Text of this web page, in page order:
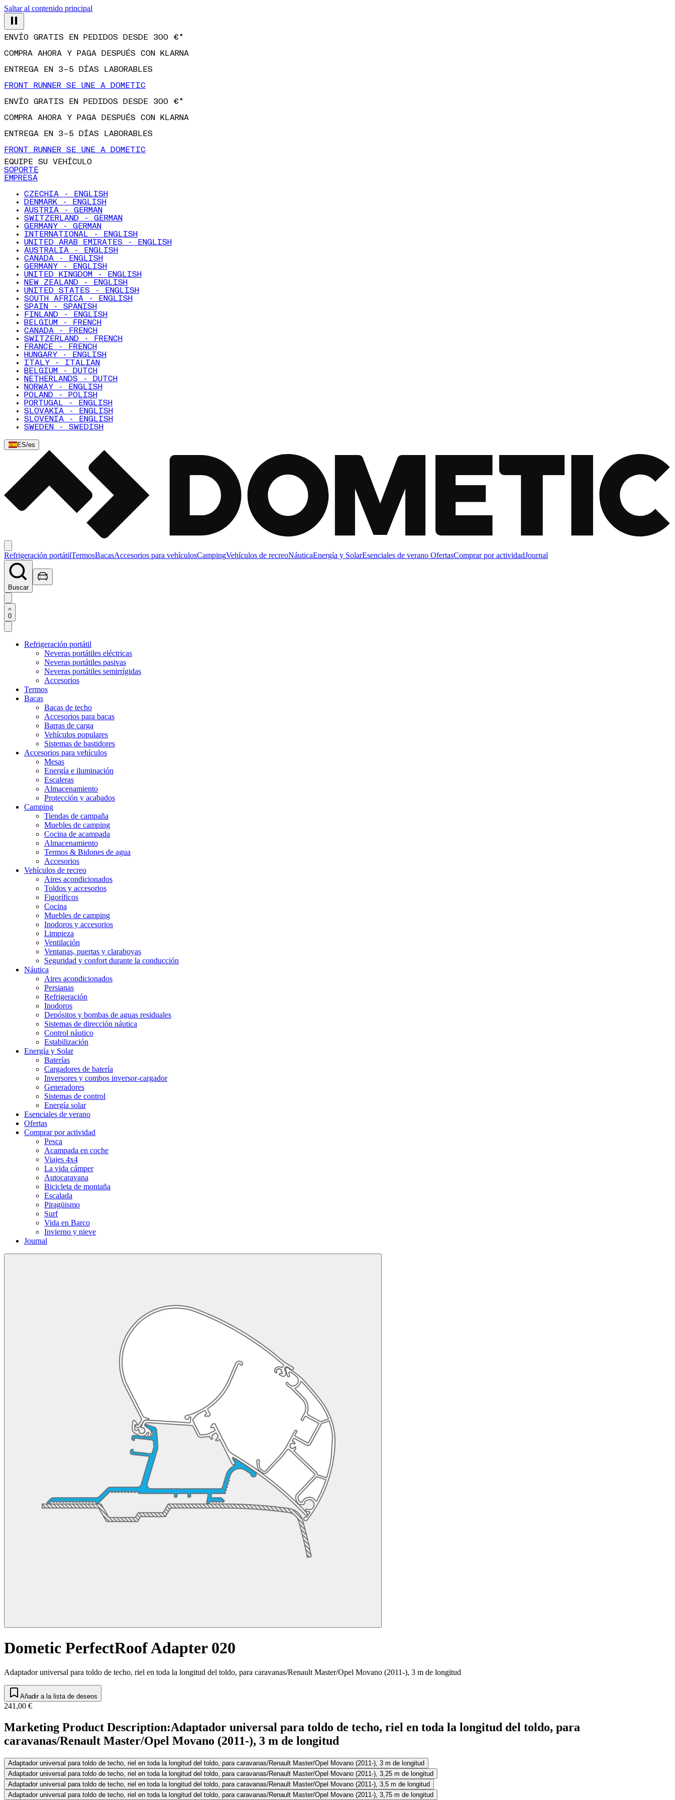
Saltar al contenido principal
ENVÍO GRATIS EN PEDIDOS DESDE 300 €*
COMPRA AHORA Y PAGA DESPUÉS CON KLARNA
ENTREGA EN 3–5 DÍAS LABORABLES
FRONT RUNNER SE UNE A DOMETIC
ENVÍO GRATIS EN PEDIDOS DESDE 300 €*
COMPRA AHORA Y PAGA DESPUÉS CON KLARNA
ENTREGA EN 3–5 DÍAS LABORABLES
FRONT RUNNER SE UNE A DOMETIC
EQUIPE SU VEHÍCULO
SOPORTE
EMPRESA
CZECHIA - ENGLISH
DENMARK - ENGLISH
AUSTRIA - GERMAN
SWITZERLAND - GERMAN
GERMANY - GERMAN
INTERNATIONAL - ENGLISH
UNITED ARAB EMIRATES - ENGLISH
AUSTRALIA - ENGLISH
CANADA - ENGLISH
GERMANY - ENGLISH
UNITED KINGDOM - ENGLISH
NEW ZEALAND - ENGLISH
UNITED STATES - ENGLISH
SOUTH AFRICA - ENGLISH
SPAIN - SPANISH
FINLAND - ENGLISH
BELGIUM - FRENCH
CANADA - FRENCH
SWITZERLAND - FRENCH
FRANCE - FRENCH
HUNGARY - ENGLISH
ITALY - ITALIAN
BELGIUM - DUTCH
NETHERLANDS - DUTCH
NORWAY - ENGLISH
POLAND - POLISH
PORTUGAL - ENGLISH
SLOVAKIA - ENGLISH
SLOVENIA - ENGLISH
SWEDEN - SWEDISH
ES/es
Refrigeración portátilTermosBacasAccesorios para vehículosCampingVehículos de recreoNáuticaEnergía y SolarEsenciales de verano OfertasComprar por actividadJournal
Buscar
0
Refrigeración portátil
Neveras portátiles eléctricas
Neveras portátiles pasivas
Neveras portátiles semirrígidas
Accesorios
Termos
Bacas
Bacas de techo
Accesorios para bacas
Barras de carga
Vehículos populares
Sistemas de bastidores
Accesorios para vehículos
Mesas
Energía e iluminación
Escaleras
Almacenamiento
Protección y acabados
Camping
Tiendas de campaña
Muebles de camping
Cocina de acampada
Almacenamiento
Termos & Bidones de agua
Accesorios
Vehículos de recreo
Aires acondicionados
Toldos y accesorios
Figoríficos
Cocina
Muebles de camping
Inodoros y accesorios
Limpieza
Ventilación
Ventanas, puertas y claraboyas
Seguridad y confort durante la conducción
Náutica
Aires acondicionados
Persianas
Refrigeración
Inodoros
Depósitos y bombas de aguas residuales
Sistemas de dirección náutica
Control náutico
Estabilización
Energía y Solar
Baterías
Cargadores de batería
Inversores y combos inversor-cargador
Generadores
Sistemas de control
Energía solar
Esenciales de verano
Ofertas
Comprar por actividad
Pesca
Acampada en coche
Viajes 4x4
La vida cámper
Autocaravana
Bicicleta de montaña
Escalada
Piragüismo
Surf
Vida en Barco
Invierno y nieve
Journal
Dometic PerfectRoof Adapter 020
Adaptador universal para toldo de techo, riel en toda la longitud del toldo, para caravanas/Renault Master/Opel Movano (2011-), 3 m de longitud
Añadir a la lista de deseos
241,00 €
Marketing Product Description:Adaptador universal para toldo de techo, riel en toda la longitud del toldo, para
caravanas/Renault Master/Opel Movano (2011-), 3 m de longitud
Adaptador universal para toldo de techo, riel en toda la longitud del toldo, para caravanas/Renault Master/Opel Movano (2011-), 3 m de longitud
Adaptador universal para toldo de techo, riel en toda la longitud del toldo, para caravanas/Renault Master/Opel Movano (2011-), 3,25 m de longitud
Adaptador universal para toldo de techo, riel en toda la longitud del toldo, para caravanas/Renault Master/Opel Movano (2011-), 3,5 m de longitud
Adaptador universal para toldo de techo, riel en toda la longitud del toldo, para caravanas/Renault Master/Opel Movano (2011-), 3,75 m de longitud